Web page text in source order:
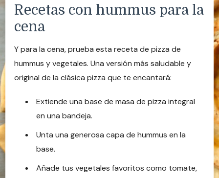
Recetas con hummus para la
cena
Y para la cena, prueba esta receta de pizza de
hummus y vegetales. Una versión más saludable y
original de la clásica pizza que te encantará:
Extiende una base de masa de pizza integral
en una bandeja.
Unta una generosa capa de hummus en la
base.
Añade tus vegetales favoritos como tomate,